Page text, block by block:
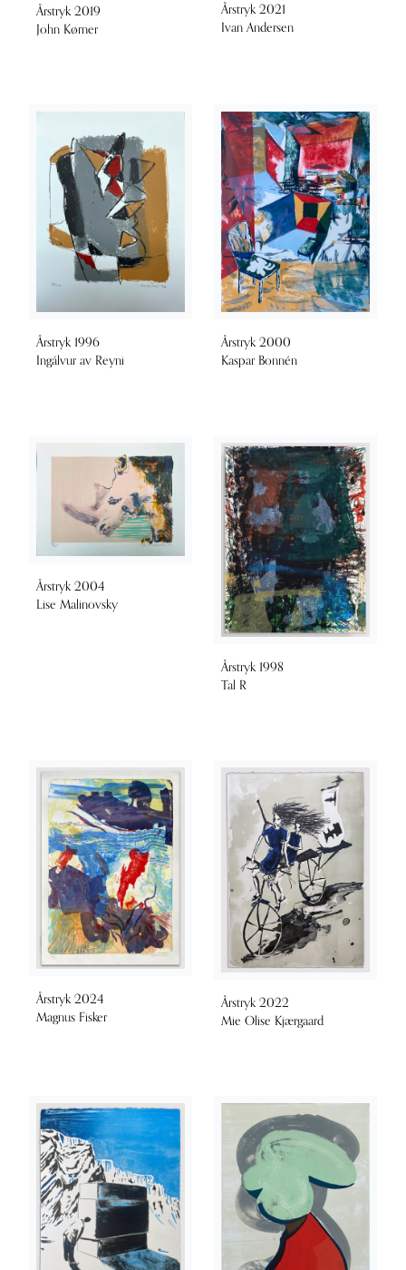
Årstryk 2019
John Kørner
Årstryk 2021
Ivan Andersen
Årstryk 1996
Ingálvur av Reyni
Årstryk 2000
Kaspar Bonnén
Årstryk 2004
Lise Malinovsky
Årstryk 1998
Tal R
Årstryk 2024
Magnus Fisker
Årstryk 2022
Mie Olise Kjærgaard